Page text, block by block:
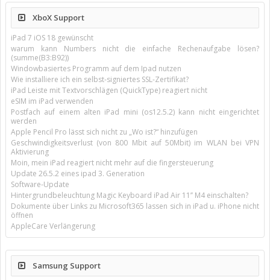
XboX Support
iPad 7 iOS 18 gewünscht
warum kann Numbers nicht die einfache Rechenaufgabe lösen?
(summe(B3:B92))
Windowbasiertes Programm auf dem Ipad nutzen
Wie installiere ich ein selbst-signiertes SSL-Zertifikat?
iPad Leiste mit Textvorschlägen (QuickType) reagiert nicht
eSIM im iPad verwenden
Postfach auf einem alten iPad mini (os12.5.2) kann nicht eingerichtet
werden
Apple Pencil Pro lässt sich nicht zu „Wo ist?“ hinzufügen
Geschwindigkeitsverlust (von 800 Mbit auf 50Mbit) im WLAN bei VPN
Aktivierung
Moin, mein iPad reagiert nicht mehr auf die fingersteuerung
Update 26.5.2 eines ipad 3. Generation
Software-Update
Hintergrundbeleuchtung Magic Keyboard iPad Air 11’’ M4 einschalten?
Dokumente über Links zu Microsoft365 lassen sich in iPad u. iPhone nicht
öffnen
AppleCare Verlängerung
Samsung Support